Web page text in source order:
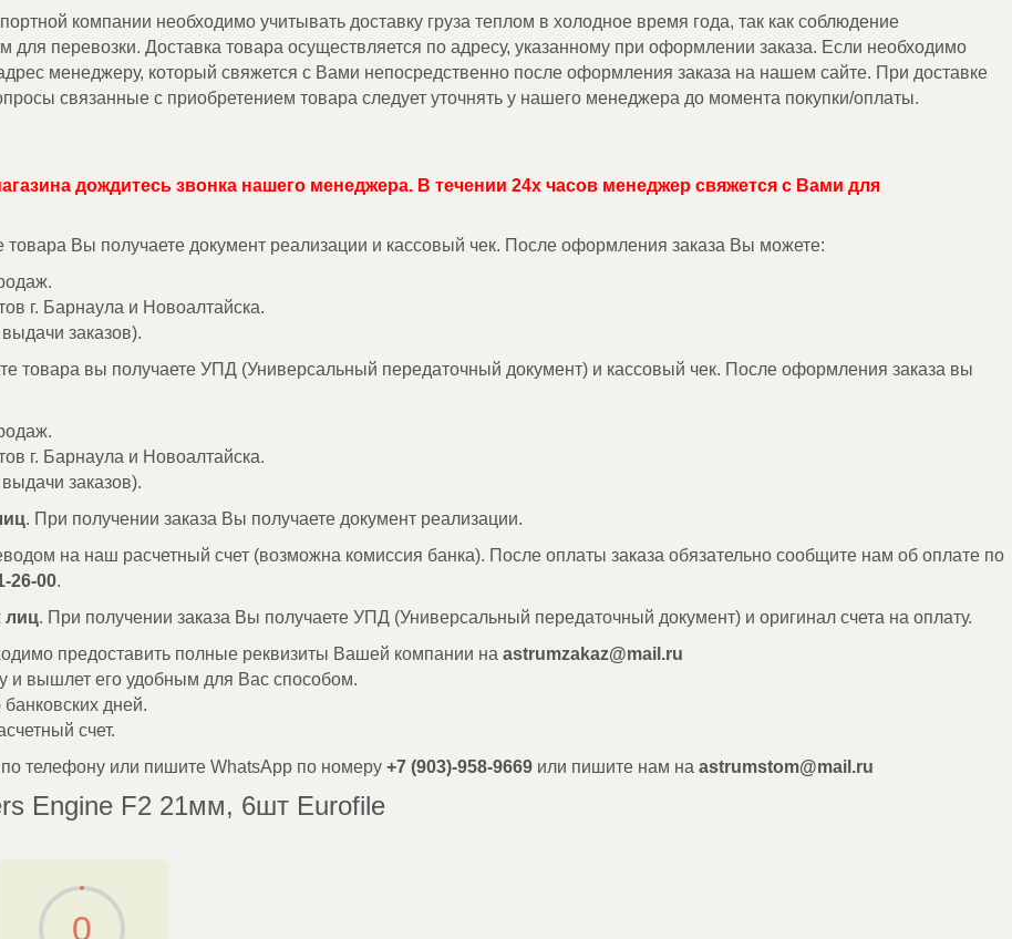
компании необходимо учитывать доставку груза теплом в холодное время года, так как соблюдение
перевозки. Доставка товара осуществляется по адресу, указанному при оформлении заказа. Если необходимо
менеджеру, который свяжется с Вами непосредственно после оформления заказа на нашем сайте. При доставке
связанные с приобретением товара следует уточнять у нашего менеджера до момента покупки/оплаты.
дождитесь звонка нашего менеджера. В течении 24х часов менеджер свяжется с Вами для
товара Вы получаете документ реализации и кассовый чек. После оформления заказа Вы можете:
г. Барнаула и Новоалтайска.
заказов).
товара вы получаете УПД (Универсальный передаточный документ) и кассовый чек. После оформления заказа вы
г. Барнаула и Новоалтайска.
заказов).
. При получении заказа Вы получаете документ реализации.
на наш расчетный счет (возможна комиссия банка). После оплаты заказа обязательно сообщите нам об оплате по
26-00.
лиц. При получении заказа Вы получаете УПД (Универсальный передаточный документ) и оригинал счета на оплату.
предоставить полные реквизиты Вашей компании на astrumzakaz@mail.ru
и вышлет его удобным для Вас способом.
дней.
счет.
телефону или пишите WhatsApp по номеру +7 (903)-958-9669 или пишите нам на astrumstom@mail.ru
Engine F2 21мм, 6шт Eurofile
0